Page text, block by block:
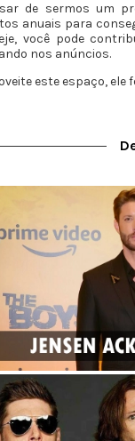
de sermos um
anuais para
você pode
nos anúncios.
este espaço, ele